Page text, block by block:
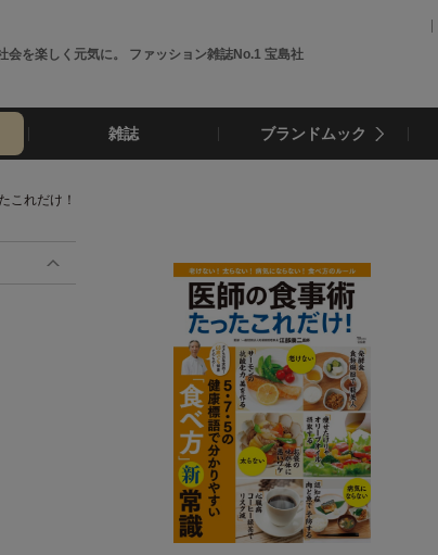
会を楽しく元気に。 ファッション雑誌No.1 宝島社
雑誌 ブランドムック
これだけ！